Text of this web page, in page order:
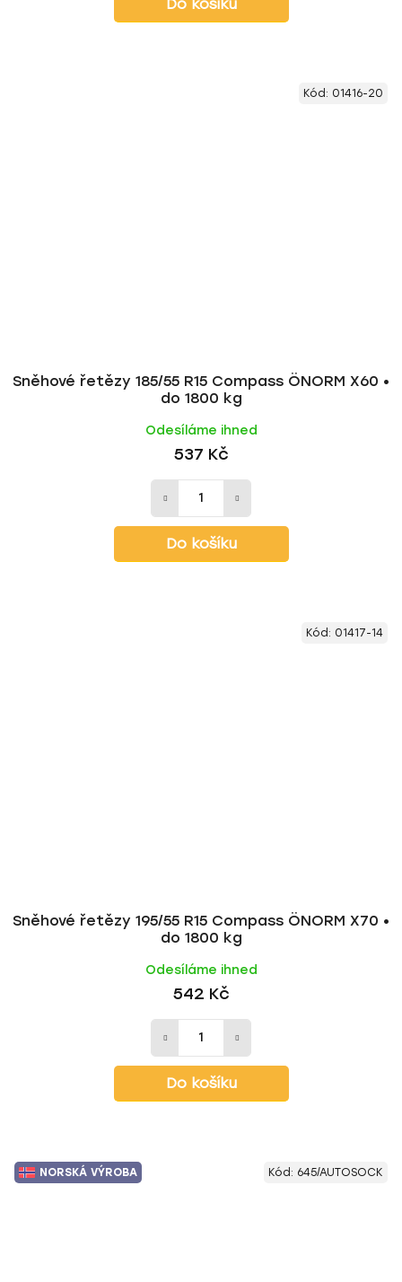
Do košíku
Sněhové řetězy 185/55 R15 Compass ÖNORM X60 •
do 1800 kg
Odesíláme ihned
537 Kč
Do košíku
Kód: 01416-20
Sněhové řetězy 195/55 R15 Compass ÖNORM X70 •
do 1800 kg
Odesíláme ihned
542 Kč
Do košíku
Kód: 01417-14
NORSKÁ VÝROBA Kód: 645/AUTOSOCK